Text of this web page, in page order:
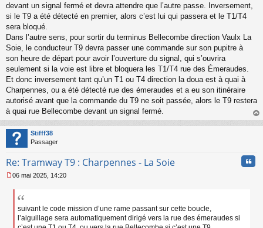
devant un signal fermé et devra attendre que l’autre passe. Inversement,
si le T9 a été détecté en premier, alors c’est lui qui passera et le T1/T4
sera bloqué.
Dans l’autre sens, pour sortir du terminus Bellecombe direction Vaulx La
Soie, le conducteur T9 devra passer une commande sur son pupitre à
son heure de départ pour avoir l’ouverture du signal, qui s’ouvrira
seulement si la voie est libre et bloquera les T1/T4 rue des Émeraudes.
Et donc inversement tant qu’un T1 ou T4 direction la doua est à quai à
Charpennes, ou a été détecté rue des émeraudes et a eu son itinéraire
autorisé avant que la commande du T9 ne soit passée, alors le T9 restera
à quai rue Bellecombe devant un signal fermé.
au
Stifff38
Passager
Re: Tramway T9 : Charpennes - La Soie
e
06 mai 2025, 14:20
suivant le code mission d’une rame passant sur cette boucle,
l’aiguillage sera automatiquement dirigé vers la rue des émeraudes si